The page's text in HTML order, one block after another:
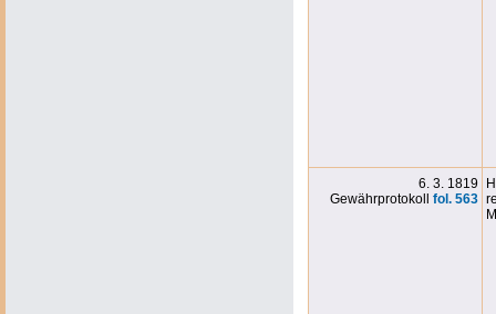
6. 3. 1819
Gewährprotokoll fol. 563